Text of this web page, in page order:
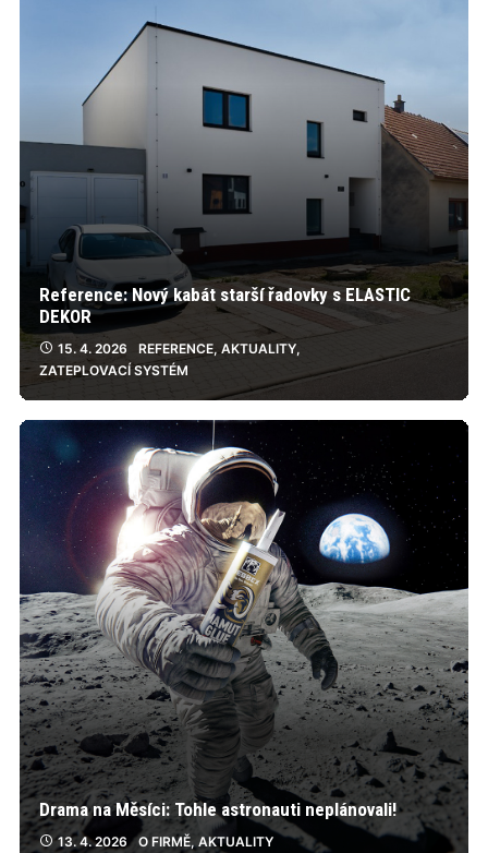
Reference: Nový kabát starší řadovky s ELASTIC
DEKOR
15. 4. 2026 REFERENCE, AKTUALITY,
ZATEPLOVACÍ SYSTÉM
Drama na Měsíci: Tohle astronauti neplánovali!
13. 4. 2026 O FIRMĚ, AKTUALITY